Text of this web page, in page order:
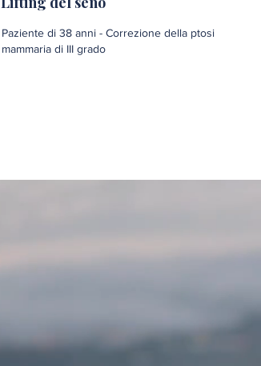
Paziente di 38 anni - Correzione della ptosi
mammaria di III grado